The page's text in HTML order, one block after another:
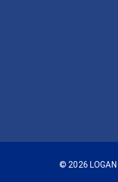
© 2026